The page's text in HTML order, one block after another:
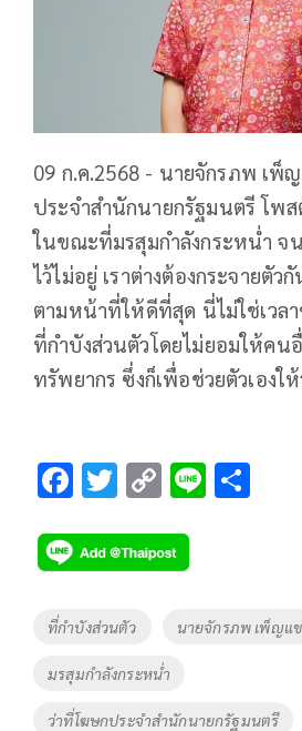
09 ก.ค.2568 - นายจักรภพ เพ็
ประจำสำนักนายกรัฐมนตรี โพ
ในขณะที่มรสุมกำลังกระหน่ำ จน
ไว้ไม่อยู่ เราต่างต้องกระจายตั
ตามหน้าที่ให้ดีที่สุด นี่ไม่ใช่เวลา
ที่กำบังส่วนตัวโดยไม่ยอมให้คน
ทรัพยากร ซึ่งก็เพื่อช่วยตัวเอง
F
e
b
o
o
k
T
tt
er
C
p
y
Li
n
k
Li
Tags
ที่กำบังส่วนตัว นายจักรภพ เพ็ญแข
มรสุมกำลังกระหน่ำ
ว่าที่โฆษกประจำสำนักนายกรัฐมนตรี